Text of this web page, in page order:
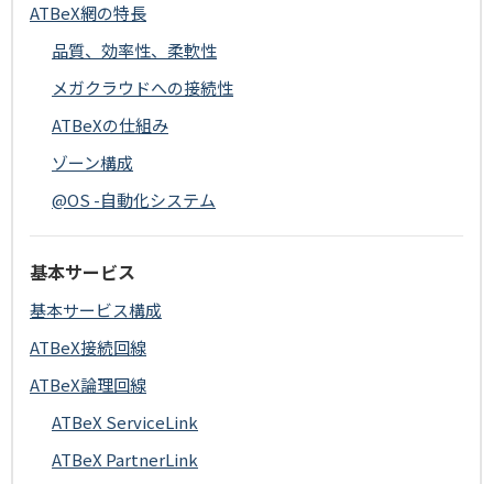
ATBeX網の特長
品質、効率性、柔軟性
メガクラウドへの接続性
ATBeXの仕組み
ゾーン構成
@OS -自動化システム
基本サービス
基本サービス構成
ATBeX接続回線
ATBeX論理回線
ATBeX ServiceLink
ATBeX PartnerLink